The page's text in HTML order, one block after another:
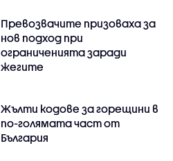
Превозвачите призоваха за
нов подход при
ограниченията заради
жегите
Жълти кодове за горещини в
по-голямата част от
България